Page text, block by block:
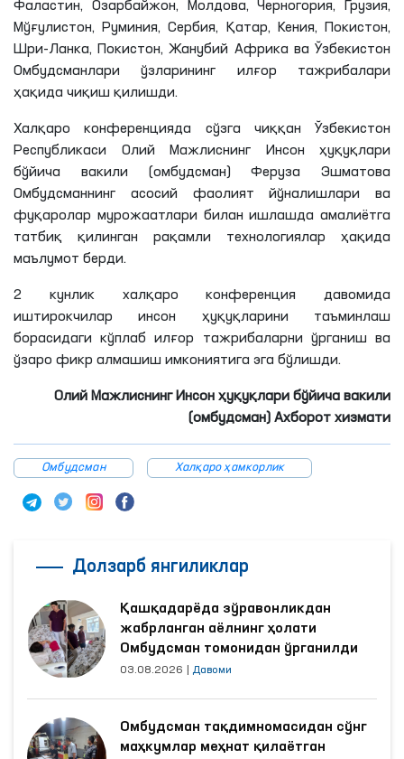
Фаластин, Озарбайжон, Молдова,Черногория, Грузия,
Мўғулистон, Руминия,Сербия, Қатар, Кения, Покистон,
Шри-Ланка, Покистон, Жанубий Африка ва Ўзбекистон
Омбудсманлари ўзларининг илғор тажрибалари
ҳақида чиқиш қилишди.
Халқаро конференцияда сўзга чиққан Ўзбекистон
Республикаси Олий Мажлиснинг Инсон ҳуқуқлари
бўйича вакили (омбудсман) Феруза Эшматова
Омбудсманнинг асосий фаолият йўналишлари ва
фуқаролар мурожаатлари билан ишлашда амалиётга
татбиқ қилинган рақамли технологиялар ҳақида
маълумот берди.
2 кунлик халқаро конференция давомида
иштирокчилар инсон ҳуқуқларини таъминлаш
борасидаги кўплаб илғор тажрибаларни ўрганиш ва
ўзаро фикр алмашиш имкониятига эга бўлишди.
Олий Мажлиснинг Инсон ҳуқуқлари бўйича вакили
(омбудсман) Ахборот хизмати
Омбудсман Халқаро ҳамкорлик
Долзарб янгиликлар
Қашқадарёда зўравонликдан
жабрланган аёлнинг ҳолати
Омбудсман томонидан ўрганилди
03.08.2026 Давоми
Омбудсман тақдимномасидан сўнг
маҳкумлар меҳнат қилаётган